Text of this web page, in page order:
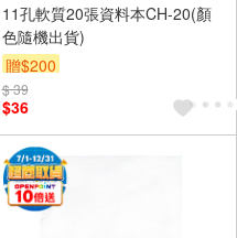
11孔軟質20張資料本CH-20(顏
色隨機出貨)
贈$200
$ 39
$36